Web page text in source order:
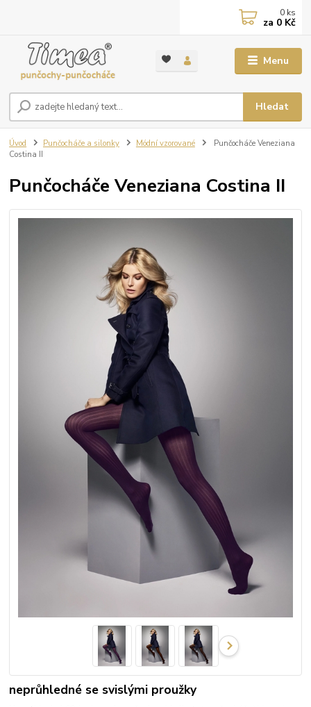
Menu
Hledat
0 ks
za 0 Kč
Úvod Punčocháče a silonky Módní vzorované
Punčocháče Veneziana
Costina II
Punčocháče Veneziana Costina II
neprůhledné se svislými proužky